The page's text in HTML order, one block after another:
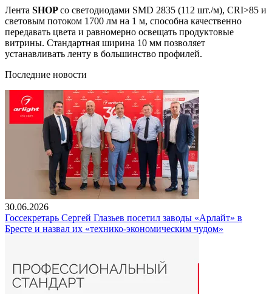
Лента SHOPсо светодиодами SMD 2835 (112 шт./м), CRI>85 и
световым потоком 1700 лм на 1 м, способна качественно
передавать цвета и равномерно освещать продуктовые
витрины. Стандартная ширина 10 мм позволяет
устанавливать ленту в большинство профилей.
Последние новости
30.06.2026
Госсекретарь Сергей Глазьев посетил заводы «Арлайт» в
Бресте и назвал их «технико-экономическим чудом»